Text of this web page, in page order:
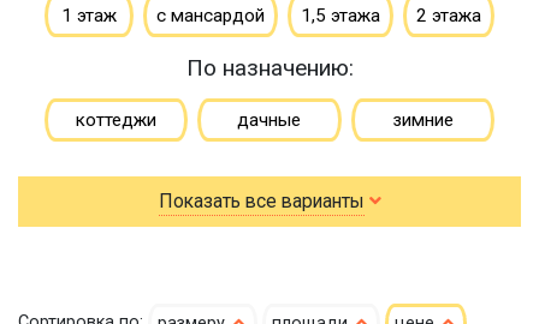
1 этаж с мансардой 1,5 этажа 2 этажа
По назначению:
коттеджи дачные зимние
для постоянного проживания гостевые
летние
Показать все варианты